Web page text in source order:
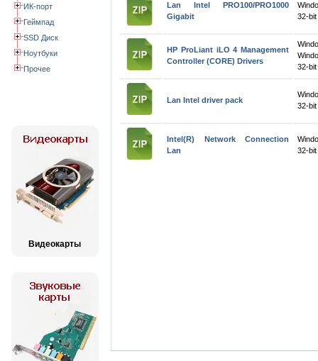
ИК-порт
Геймпад
SSD Диск
Ноутбуки
Прочее
Видеокарты
Lan Intel PRO100/PRO1000
Gigabit
32-
HP ProLiant iLO 4 Management
Controller (CORE) Drivers
32-
Lan Intel driver pack
32-
Intel(R) Network Connection
Lan
32-